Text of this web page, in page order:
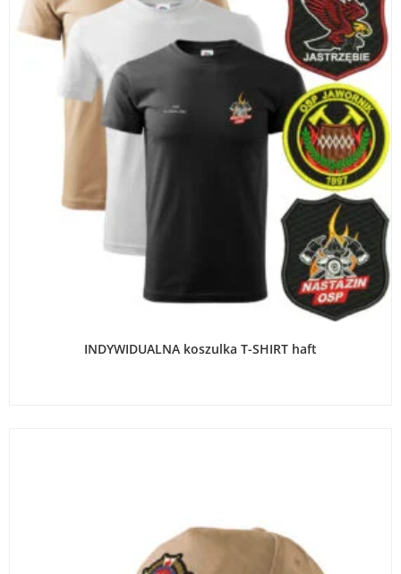
INDYWIDUALNA koszulka T-SHIRT haft